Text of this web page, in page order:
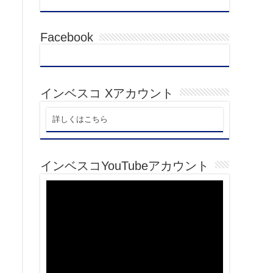
Facebook
インベスコ Xアカウント
詳しくはこちら
インベスコYouTubeアカウント